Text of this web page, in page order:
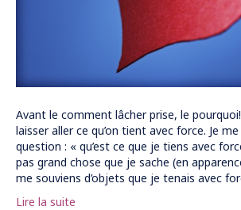
Avant le comment lâcher prise, le
laisser aller ce qu’on tient avec force. Je
question : « qu’est ce que je tiens avec
pas grand chose que je sache (en
me souviens d’objets que je tenais avec
Lire la suite